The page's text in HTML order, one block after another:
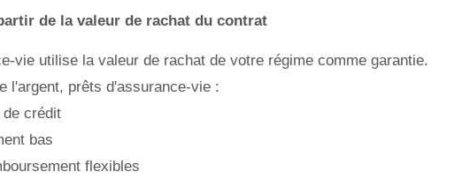
de la valeur de rachat du contrat
vie utilise la valeur de rachat de votre régime comme garantie.
l'argent, prêts d'assurance-vie :
crédit
bas
flexibles